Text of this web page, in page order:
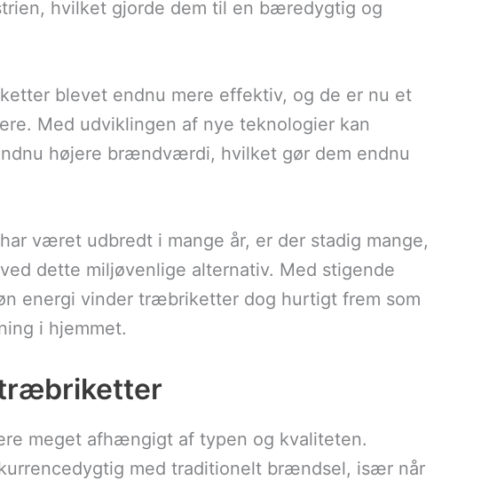
hvilket gjorde dem til en bæredygtig og
blevet endnu mere effektiv, og de er nu et
Med udviklingen af nye teknologier kan
højere brændværdi, hvilket gør dem endnu
været udbredt i mange år, er der stadig mange,
dette miljøvenlige alternativ. Med stigende
energi vinder træbriketter dog hurtigt frem som
i hjemmet.
meget afhængigt af typen og kvaliteten.
med traditionelt brændsel, især når